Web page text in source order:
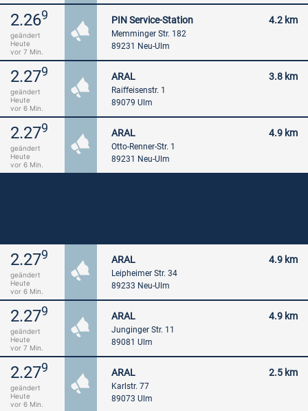
2.269
geändert
Heute
vor 7 Min.
PIN Service-Station 4.2 km
Memminger Str. 182
89231 Neu-Ulm
2.279
geändert
Heute
vor 6 Min.
ARAL 3.8 km
Raiffeisenstr. 1
89079 Ulm
2.279
geändert
Heute
vor 6 Min.
ARAL 4.9 km
Otto-Renner-Str. 1
89231 Neu-Ulm
2.279
geändert
Heute
vor 6 Min.
ARAL 4.9 km
Leipheimer Str. 34
89233 Neu-Ulm
2.279
geändert
Heute
vor 7 Min.
ARAL 4.9 km
Junginger Str. 11
89081 Ulm
2.279
geändert
Heute
vor 6 Min.
ARAL 2.5 km
Karlstr. 77
89073 Ulm